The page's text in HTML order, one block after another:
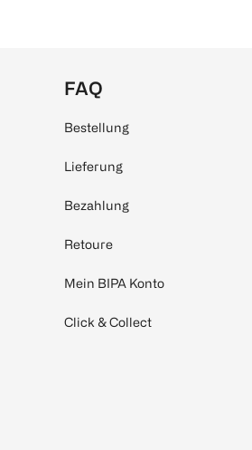
FAQ
Bestellung
Lieferung
Bezahlung
Retoure
Mein BIPA Konto
Click & Collect